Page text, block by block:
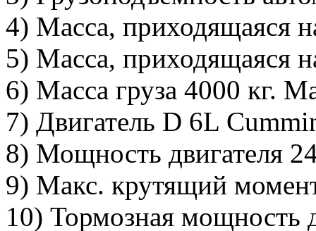
4) Масса, приходящаяся
5) Масса, приходящаяся
6) Масса груза 4000 кг.
7) Двигатель D 6L
8) Мощность двигателя
9) Макс. крутящий
10) Тормозная мощность